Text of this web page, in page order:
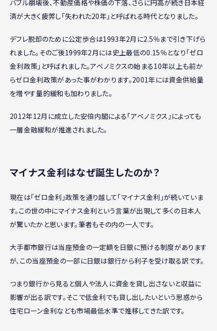
バブル崩壊後、不動産価格や株価の下落、さらに円高が続き日本経
済が大きく疲弊し「失われた20年」と呼ばれる時代となりました。
デフレ脱却のために公定歩合は1993年2月に2.5％まで引き下げら
れました。そのご後1999年2月には史上最低の0.15％となり「ゼロ
金利政策」と呼ばれました。アベノミクスの始まる10年以上も前か
らゼロ金利政策があった事がわかります。2001年には資金供給量
を増やす量的緩和も加わりました。
2012年12月に成立した安倍内閣による「アベノミクス」によっても
一層金融緩和が推進されました。
マイナス金利はなぜ誕生したのか？
現在は「ゼロ金利」政策を通り越して「マイナス金利」が続いていま
す。この世の中にマイナス金利という言葉が出現して多くの日本人
が驚いたかと思います。筆者もその内の一人です。
大手都市銀行は当座預金の一定額を日銀に預ける制度があります
が、この当座預金の一部に日銀は銀行から利子を受け取る訳です。
つまり銀行から見ると個人や法人に資金を貸し出さないと収益に
影響が出る訳です。そこで低金利でも貸し出したいという思惑から
住宅ローン金利なども市場最低水準で推移してきた訳です。